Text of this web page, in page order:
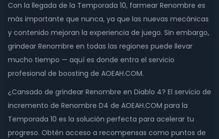
Con la llegada de la Temporada 10, farmear Renombre es
más importante que nunca, ya que las nuevas mecánicas
y contenido mejoran la experiencia de juego. Sin embargo,
grindear Renombre en todas las regiones puede llevar
mucho tiempo — aquí es donde entra el servicio
profesional de boosting de AOEAH.COM.
¿Cansado de grindear Renombre en Diablo 4? El servicio de
incremento de Renombre D4 de AOEAH.COM para la
Temporada 10 es la solución perfecta para acelerar tu
progreso. Obtén acceso a recompensas como puntos de